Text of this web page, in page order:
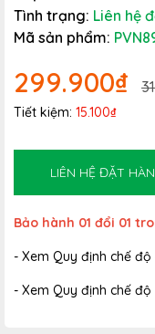
Tình trạng: Liên hệ
Mã sản phẩm:
299.900₫
Tiết kiệm: 15.100₫
LIÊN HỆ ĐẶT
Bảo hành 01 đổi 01
- Xem Quy định chế
- Xem Quy định chế